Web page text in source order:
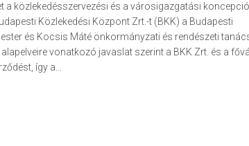
a közlekedésszervezési és a városigazgatási koncepció
Közlekedési Központ Zrt.-t (BKK) a Budapesti
és Kocsis Máté önkormányzati és rendészeti
vonatkozó javaslat szerint a BKK Zrt. és a
így a...